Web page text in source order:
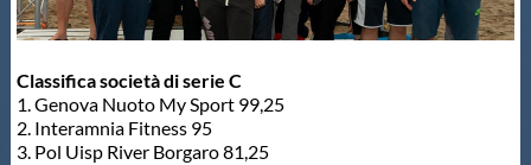
Classifica società di serie C
1. Genova Nuoto My Sport 99,25
2. Interamnia Fitness 95
3. Pol Uisp River Borgaro 81,25